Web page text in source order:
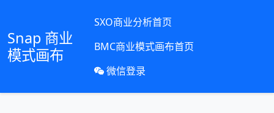
Snap 商业
模式画布
SXO商业分析首页
BMC商业模式画布首页
微信登录